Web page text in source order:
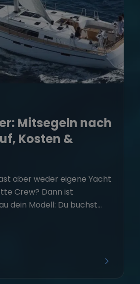
Mitsegeln nach
Kosten &
aber weder eigene Yacht
Crew? Dann ist
dein Modell: Du buchst...